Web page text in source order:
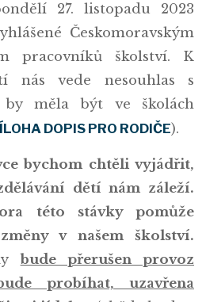
27. listopadu 2023
Českomoravským
pracovníků školství. K
nás vede nesouhlas s
by měla být ve školách
DOPIS PRO RODIČE).
bychom chtěli vyjádřit,
dětí nám záleží.
této stávky pomůže
v našem školství.
bude přerušen provoz
probíhat, uzavřena